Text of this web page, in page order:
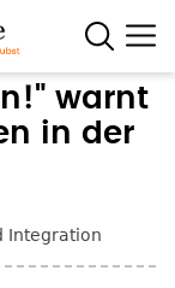
warnt
in der
Integration